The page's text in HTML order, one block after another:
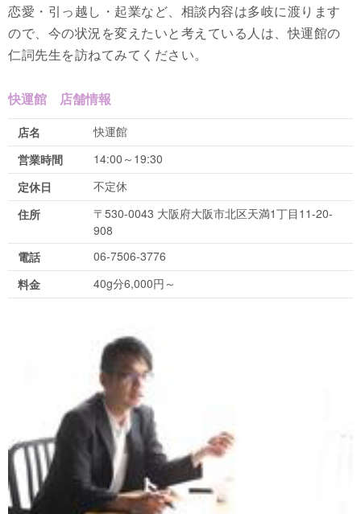
恋愛・引っ越し・起業など、相談内容は多岐に渡ります
ので、今の状況を変えたいと考えている人は、快運館の
仁詞先生を訪ねてみてください。
快運館 店舗情報
店名
快運館
営業時間
14:00～19:30
定休日
不定休
住所
〒530-0043 大阪府大阪市北区天満1丁目11-20-
908
電話
06-7506-3776
料金
40g分6,000円～